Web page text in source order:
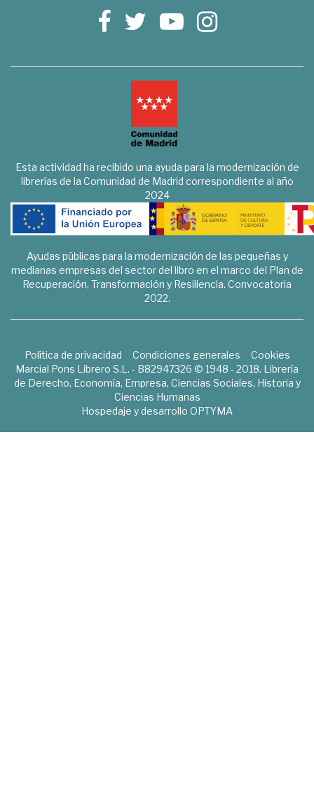
Esta actividad ha recibido una ayuda para la modernización de
librerías de la Comunidad de Madrid correspondiente al año
2024
Ayudas públicas para la modernización de las pequeñas y
medianas empresas del sector del libro en el marco del Plan de
Recuperación, Transformación y Resiliencia. Convocatoria
2022.
Política de privacidad Condiciones generales
Cookies
Marcial Pons Librero S.L. - B82947326 © 1948 - 2018. Librería
de Derecho, Economía, Empresa, Ciencias Sociales, Historia y
Ciencias Humanas
Hospedaje y desarrollo OPTYMA